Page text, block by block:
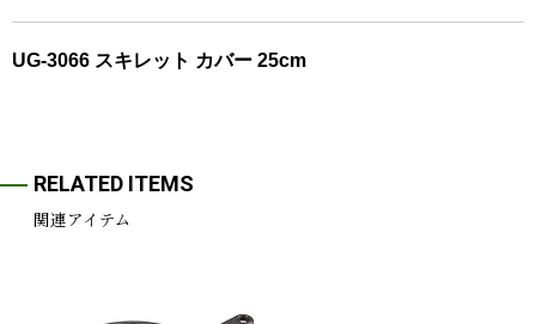
UG-3066 スキレット カバー 25cm
RELATED ITEMS
関連アイテム